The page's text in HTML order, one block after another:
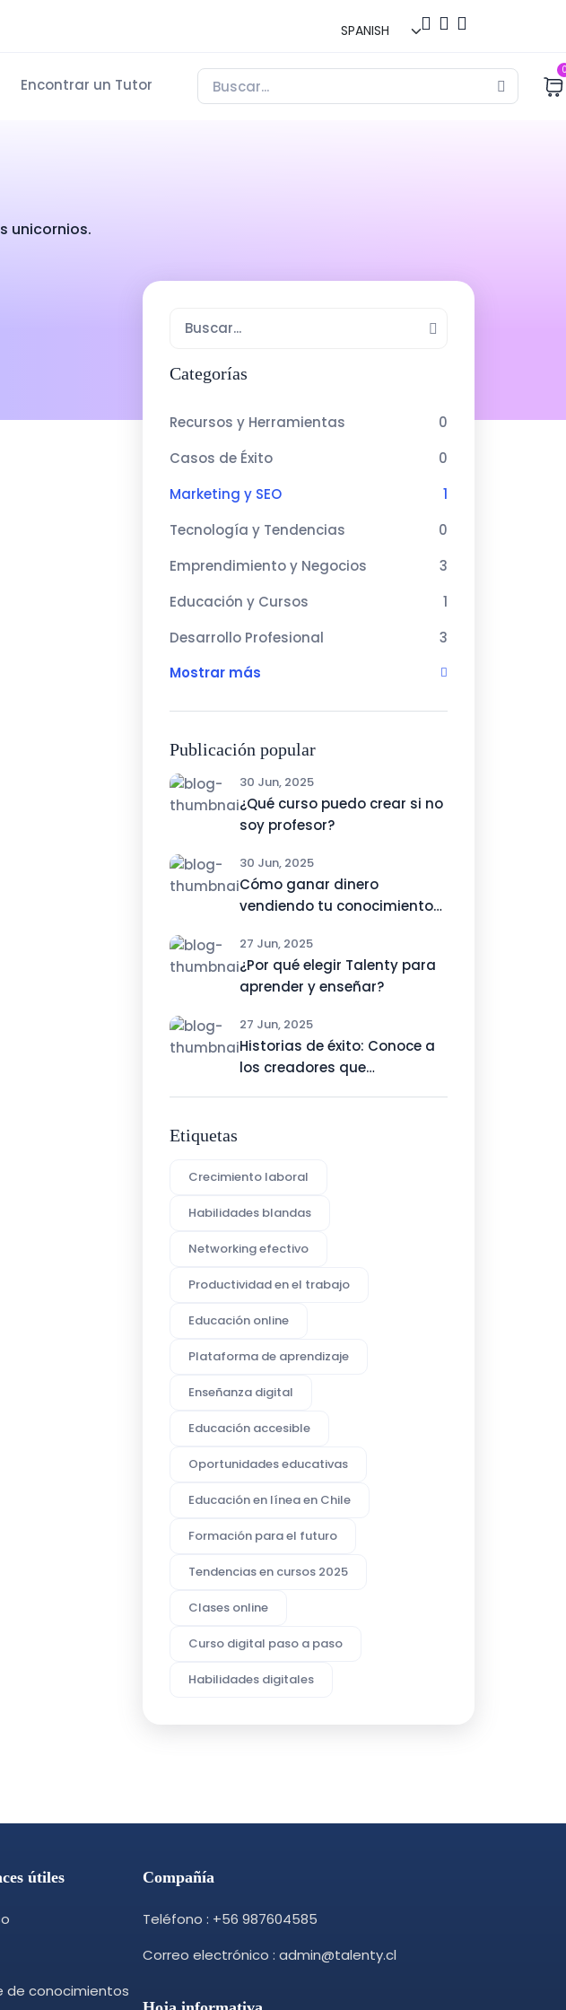
Encontrar un Tutor
unicornios.
Categorías
Recursos y Herramientas
0
Casos de Éxito
0
Marketing y SEO
1
Tecnología y Tendencias
0
Emprendimiento y Negocios
3
Educación y Cursos
1
Desarrollo Profesional
3
Mostrar más
Publicación popular
30 Jun, 2025
¿Qué curso puedo crear si no
soy profesor?
30 Jun, 2025
Cómo ganar dinero
vendiendo tu conocimiento
27 Jun, 2025
¿Por qué elegir Talenty para
aprender y enseñar?
27 Jun, 2025
Historias de éxito: Conoce a
los creadores que
Etiquetas
Crecimiento laboral
Habilidades blandas
Networking efectivo
Productividad en el trabajo
Educación online
Plataforma de aprendizaje
Enseñanza digital
Educación accesible
Oportunidades educativas
Educación en línea en Chile
Formación para el futuro
Tendencias en cursos 2025
Clases online
Curso digital paso a paso
Habilidades digitales
útiles
de conocimientos
Compañía
Teléfono : +56 987604585
Correo electrónico : admin@talenty.cl